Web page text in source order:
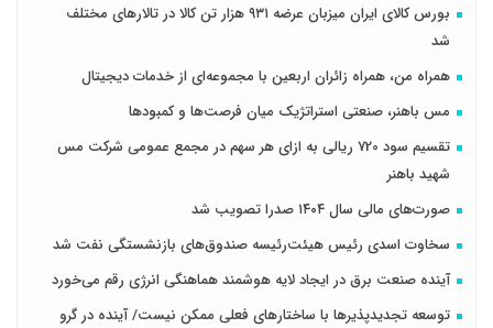
بورس کالای ایران میزبان عرضه ۹۳۱ هزار تن کالا در تالارهای مختلف
شد
همراه من، همراه زائران اربعین با مجموعه‌ای از خدمات دیجیتال
مس باهنر، صنعتی استراتژیک میان فرصت‌ها و کمبودها
تقسیم سود 720 ریالی به ازای هر سهم در مجمع عمومی شرکت مس
شهید باهنر
صورت‌های مالی سال ۱۴۰۴ صدرا تصویب شد
سخاوت اسدی رئیس هیئت‌رئیسه صندوق‌های بازنشستگی نفت شد
آینده صنعت برق در ایجاد لایه هوشمند هماهنگی انرژی رقم می‌خورد
توسعه تجدیدپذیرها با ساختارهای فعلی ممکن نیست/ آینده در گرو